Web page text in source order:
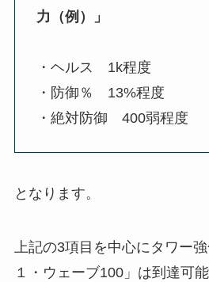
力（例）」
・ヘルス 1k程度
・防御％ 13%程度
・絶対防御 400弱程度
となります。
上記の3項目を中心にタワー
１・ウェーブ100」は到達可能